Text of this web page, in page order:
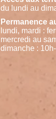
du lundi au
Permanence
lundi, mardi :
mercredi au
dimanche :